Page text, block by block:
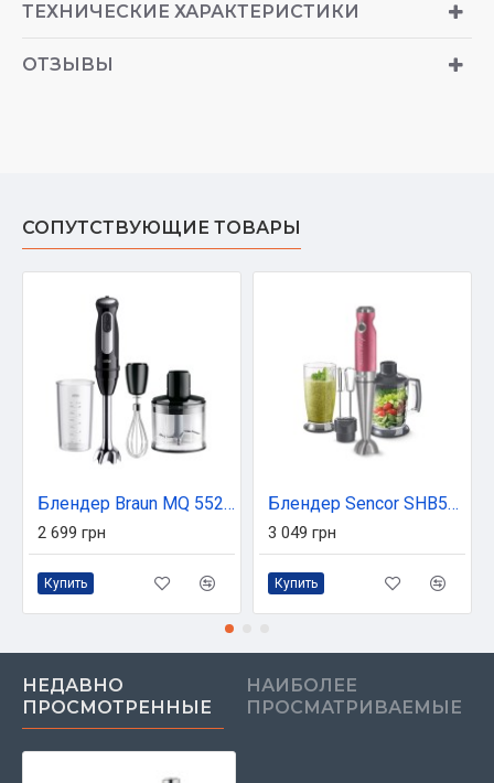
ТЕХНИЧЕСКИЕ ХАРАКТЕРИСТИКИ
ОТЗЫВЫ
СОПУТСТВУЮЩИЕ ТОВАРЫ
Блендер Braun MQ 55236 MBK
2 699 грн
Купить
Блендер Sencor SHB5604RD
3 049 грн
Купить
НЕДАВНО
ПРОСМОТРЕННЫЕ
НАИБОЛЕЕ
ПРОСМАТРИВАЕМЫЕ